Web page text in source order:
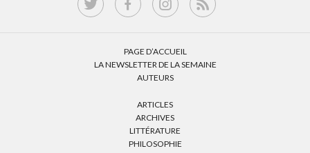
PAGE D’ACCUEIL
LA NEWSLETTER DE LA SEMAINE
AUTEURS
ARTICLES
ARCHIVES
LITTÉRATURE
PHILOSOPHIE